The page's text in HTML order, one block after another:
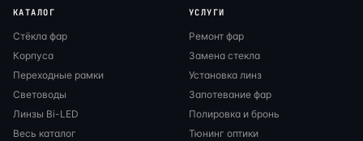
КАТАЛОГ
Стёкла фар
Корпуса
Переходные рамки
Световоды
Линзы Bi-LED
Весь каталог
УСЛУГИ
Ремонт фар
Замена стекла
Установка линз
Запотевание фар
Полировка и бронь
Тюнинг оптики